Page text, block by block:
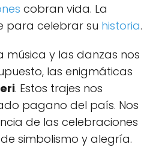
cobran vida. La
para celebrar su historia.
música y las danzas nos
las enigmáticas
. Estos trajes nos
pagano del país. Nos
de las celebraciones
simbolismo y alegría.